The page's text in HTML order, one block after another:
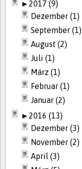
►2017 (9)
Dezember (1)
September (1)
August (2)
Juli (1)
März (1)
Februar (1)
Januar (2)
►2016 (13)
Dezember (3)
November (2)
April (3)